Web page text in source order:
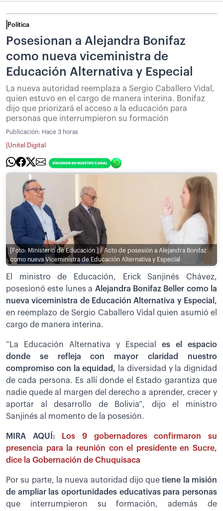
Política
Posesionan a Alejandra Bonifaz
como nueva viceministra de
Educación Alternativa y Especial
La nueva autoridad reemplaza a Sergio Caballero Vidal,
quien estuvo en el cargo de manera interina. Bonifaz
dijo que priorizará el acceso a la educación para
personas que interrumpieron su formación
Publicación: Hace 3 horas
Unitel Digital
[Foto: Ministerio de Educación ] / Acto de posesión a Alejandra Bonifaz
como nueva Viceministra de Educación Alternativa y Especial
El ministro de Educación, Erick Sanjinés Chávez,
posesionó este lunes a Alejandra Bonifaz Beller como la
nueva viceministra de Educación Alternativa y Especial,
en reemplazo de Sergio Caballero Vidal quien asumió el
cargo de manera interina.
“La Educación Alternativa y Especial es el espacio
donde se refleja con mayor claridad nuestro
compromiso con la equidad,
la diversidad y la dignidad
de cada persona. Es allí donde el Estado garantiza que
nadie quede al margen del derecho a aprender, crecer y
aportar al desarrollo de Bolivia”, dijo el ministro
Sanjinés al momento de la posesión.
MIRA AQUÍ:
Los 9 gobernadores confirmaron su
presencia para la reunión con el presidente en Sucre,
dice la Gobernación de Chuquisaca
Por su parte, la nueva autoridad dijo que tiene la misión
de ampliar las oportunidades educativas para personas
que interrumpieron su formación, además de